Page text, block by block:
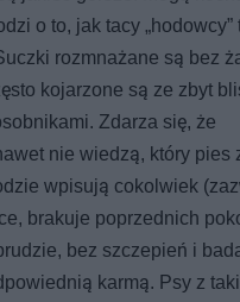
o to, jak tacy „hodowcy”
rozmnażane są bez
kojarzone są ze zbyt
Zdarza się, że
nie wiedzą, który pies
wpisują cokolwiek
brakuje poprzednich
bez szczepień i
karmą. Psy z